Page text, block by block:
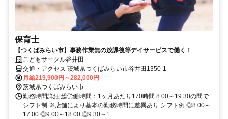
保育士
【つくばみらい市】事務作業無の放課後等デイサービスで働く！
こどもサークル谷井田
交通・アクセス 茨城県つくばみらい市谷井田1350-1
月給219,900円～282,000円
茨城県つくばみらい市
勤務時間詳細 総労働時間：1ヶ月あたり170時間 8:00～19:30の間で
シフト制 ※店舗により基本の勤務時間に差異あり シフト例 ◎8:00～
17:00 ◎9:00～18:00 ◎9:30～1...